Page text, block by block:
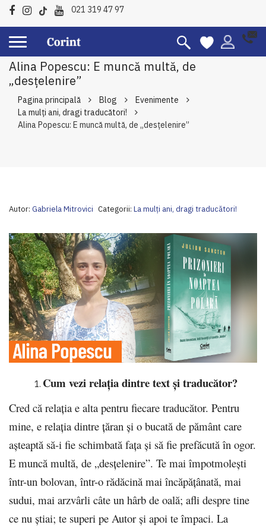
021 319 47 97
Alina Popescu: E muncă multă, de
„desţelenire”
Pagina principală Blog
Evenimente
La mulți ani, dragi traducători!
Alina Popescu: E muncă multă, de „desţelenire”
Autor: Gabriela Mitrovici Categorii: La mulți ani, dragi traducători!
Cum vezi relația dintre text și traducător?
Cred că relaţia e alta pentru fiecare traducător. Pentru
mine, e relaţia dintre ţăran şi o bucată de pământ care
aşteaptă să-i fie schimbată faţa şi să fie prefăcută în ogor.
E muncă multă, de „desţelenire”. Te mai împotmoleşti
într-un bolovan, într-o rădăcină mai încăpăţânată, mai
sudui, mai arzvârli câte un hârb de oală; afli despre tine
ce nu ştiai; te superi pe Autor şi apoi te împaci. La